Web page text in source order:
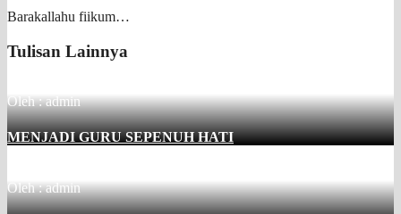
Barakallahu fiikum…
Tulisan Lainnya
Oleh : admin
MENJADI GURU SEPENUH HATI
Oleh : admin